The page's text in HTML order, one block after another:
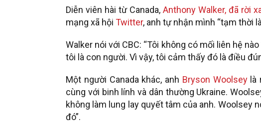
Diễn viên hài từ Canada,Anthony Walker, đã rời
mạng xã hội Twitter, anh tự nhận mình “tạm thời
Walker nói với CBC: “Tôi không có mối liên hệ
tôi là con người. Vì vậy, tôi cảm thấy đó là điều
Một người Canada khác, anh Bryson Woolseylà
cùng với binh lính và dân thường Ukraine.
không làm lung lay quyết tâm của anh. Woolsey
đó”.